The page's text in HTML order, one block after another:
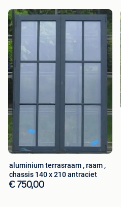
aluminium terrasraam , raam ,
chassis 140 x 210 antraciet
€ 750,00